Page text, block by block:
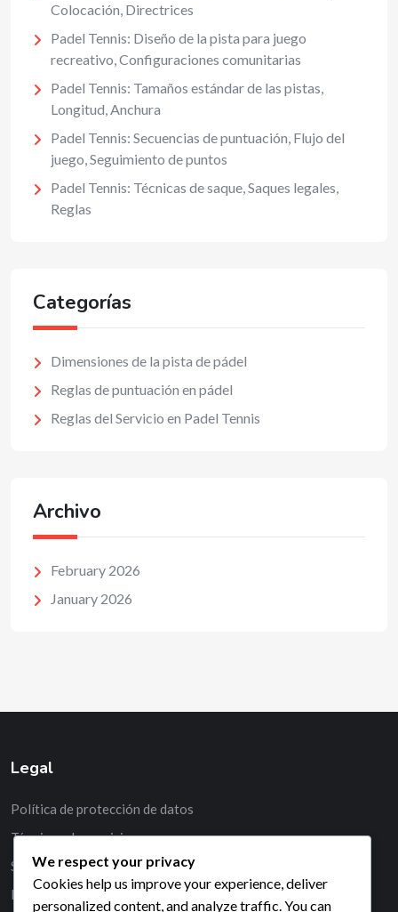
Colocación, Directrices
Padel Tennis: Diseño de la pista para juego
recreativo, Configuraciones comunitarias
Padel Tennis: Tamaños estándar de las pistas,
Longitud, Anchura
Padel Tennis: Secuencias de puntuación, Flujo del
juego, Seguimiento de puntos
Padel Tennis: Técnicas de saque, Saques legales,
Reglas
Categorías
Dimensiones de la pista de pádel
Reglas de puntuación en pádel
Reglas del Servicio en Padel Tennis
Archivo
February 2026
January 2026
Legal
Política de protección de datos
Términos de servicio
Sobre nosotros
Ponte en contacto
We respect your privacy
Cookies help us improve your experience, deliver
personalized content, and analyze traffic. You can